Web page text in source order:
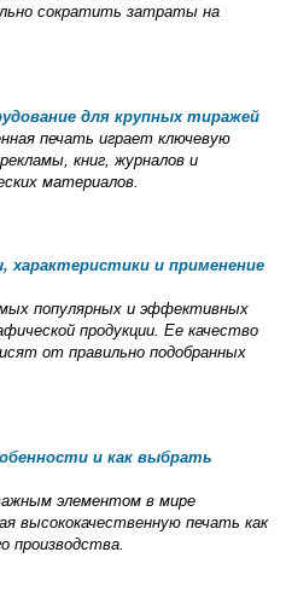
сократить затраты на
для крупных тиражей
печать играет ключевую
книг, журналов и
материалов.
и применение
популярных и эффективных
продукции. Ее качество
от правильно подобранных
и как выбрать
элементом в мире
высококачественную печать как
производства.